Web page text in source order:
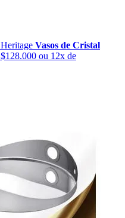
Vasos de Cristal
$128.000 ou 12x de